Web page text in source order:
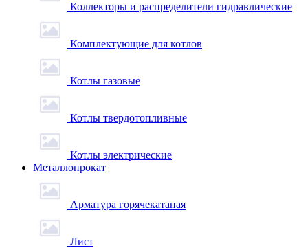
Коллекторы и распределители гидравлические
Комплектующие для котлов
Котлы газовые
Котлы твердотопливные
Котлы электрические
Металлопрокат
Арматура горячекатаная
Лист